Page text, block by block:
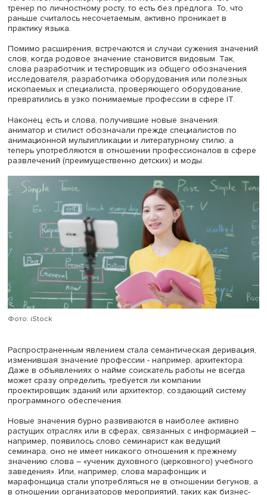
стали называть специалиста, работающего с
профессионалами и помогающего им добиваться
результатов в избранной сфере – например, тренера
пению у знаменитых певцов. Позднее тренеры
самых разных сферах – тренер по персоналу, тренер по
позитивному общению, бизнес-тренер. В объявлениях
порталов по трудоустройству можно увидеть вакансии
по продукту, тренер по продажам. Также появилось
коуч. Предполагалось, что оно возьмет на себя
«неспортивные» значения слова тренер, но этого не
произошло, иногда они употребляются параллельно.
Такое развитие интересно расширением не только
но и сочетаемости. Прежде слово употреблялось с
по: тренер по определенному виду спорта (по хоккею,
плаванию и др.), сейчас распространено сочетание
чего-либо, например, тренер личностного роста вместо
тренер по личностному росту, то есть без предлога. То,
раньше считалось несочетаемым, активно проникает в
практику языка.
Помимо расширения, встречаются и случаи сужения
слов, когда родовое значение становится видовым.
слова разработчик и тестировщик из общего
исследователя, разработчика оборудования или
ископаемых и специалиста, проверяющего
превратились в узко понимаемые профессии в сфере
аниматор и стилист обозначали прежде специалистов
анимационной мультипликации и литературному стилю,
теперь употребляются в отношении профессионалов в
развлечений (преимущественно детских) и моды.